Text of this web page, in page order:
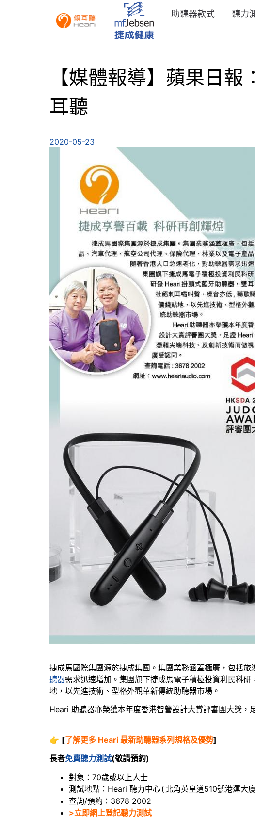
助聽器款式 聽力
【媒體報導】蘋果日
耳聽
2020-05-23
捷成馬國際集團源於捷成集團。集團業務涵蓋極廣，包括
聽器需求迅速增加。集團旗下捷成馬電子積極投資利民科
地，以先進技術、型格外觀革新傳統助聽器市場。
Heari 助聽器亦榮獲本年度香港智營設計大賞評審團大獎
👉 [了解更多 Heari 最新助聽器系列規格及優勢]
長者免費聽力測試(敬請預約)
對象：70歲或以上人士
測試地點：Heari 聽力中心( 北角英皇道510號港運大
查詢/預約：3678 2002
>立即網上登記聽力測試